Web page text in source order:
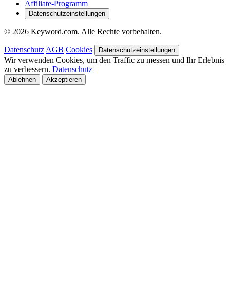
Affiliate-Programm
Datenschutzeinstellungen
© 2026 Keyword.com. Alle Rechte vorbehalten.
Datenschutz AGB Cookies Datenschutzeinstellungen
Wir verwenden Cookies, um den Traffic zu messen und Ihr Erlebnis
zu verbessern. Datenschutz
Ablehnen Akzeptieren